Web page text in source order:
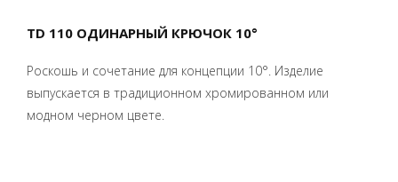
TD 110 ОДИНАРНЫЙ КРЮЧОК 10°
Роскошь и сочетание для концепции 10°. Изделие
выпускается в традиционном хромированном или
модном черном цвете.